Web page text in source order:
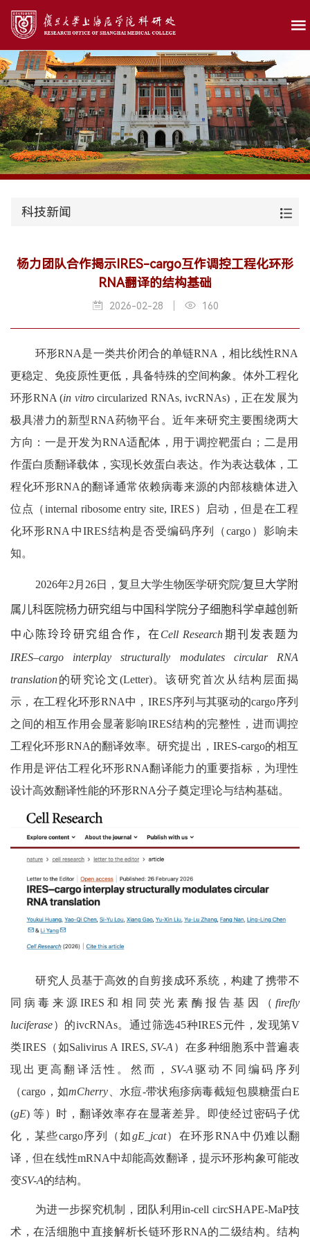
科技新闻
杨力团队合作揭示IRES-cargo互作调控工程化环形
RNA翻译的结构基础
2026-02-28 160
环形RNA是一类共价闭合的单链RNA ，相比线性RNA
更稳定、免疫原性更低，具备特殊的空间构象。体外工程化
环形RNA (in vitrocircularized RNAs, ivcRNAs) ，正在发展为
极具潜力的新型RNA药物平台。近年来研究主要围绕两大
方向：一是开发为RNA适配体，用于调控靶蛋白；二是用
作蛋白质翻译载体，实现长效蛋白表达。作为表达载体，工
程化环形RNA 的翻译通常依赖病毒来源的内部核糖体进入
位点（internal ribosome entry site, IRES ）启动，但是在工程
化环形RNA 中IRES结构是否受编码序列（cargo ）影响未
知。
2026年2 月 26日，复旦大学生物医学研究院/复旦大学附
属儿科医院杨力研究组与中国科学院分子细胞科学卓越创新
中心 陈玲玲研究组合作，在 Cell Research期刊发表题为
IRES–cargo interplay structurally modulates circular RNA
translation的研究论文(Letter)。该研究首次从结构层面揭
示，在工程化环形RNA中， IRES序列与其驱动的cargo序列
之间的相互作用会显著影响IRES结构的完整性，进而调控
工程化环形RNA的翻译效率。研究提出， IRES-cargo的相互
作用是评估工程化环形RNA翻译能力的重要指标，为理性
设计高效翻译性能的环形RNA分子奠定理论与结构基础。
研究人员基于高效的自剪接成环系统，构建了携带不
同病毒来源IRES 和相同荧光素酶报告基因（firefly
luciferase）的ivcRNAs。通过筛选45种IRES元件，发现第V
类IRES （如Salivirus A IRES,SV-A ）在多种细胞系中普遍表
现出更高翻译活性。然而， SV-A 驱动不同编码序列
（cargo ，如mCherry 、水痘-带状疱疹病毒截短包膜糖蛋白E
(gE) 等）时，翻译效率存在显著差异。即使经过密码子优
化，某些cargo序列（如gE_jcat）在环形RNA 中仍难以翻
译，但在线性mRNA中却能高效翻译，提示环形构象可能改
变SV-A的结构。
为进一步探究机制，团队利用in-cell circSHAPE-MaP技
术，在活细胞中直接解析长链环形RNA的二级结构。结构